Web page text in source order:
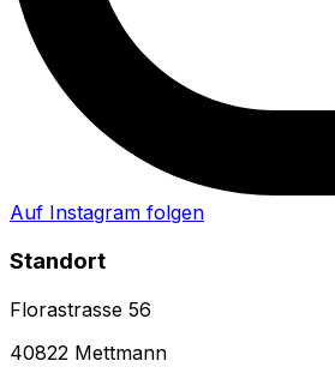
Auf Instagram folgen
Standort
Florastrasse 56
40822 Mettmann